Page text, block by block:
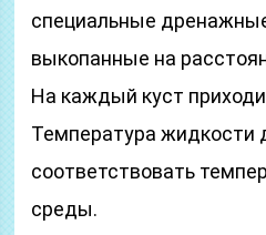
специальные
выкопанные на
На каждый куст
Температура жидкости
соответствовать
среды.